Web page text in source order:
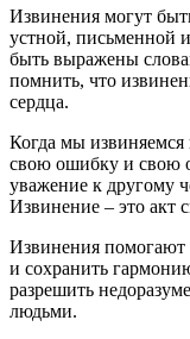
Извинения могут
устной, письменной
быть выражены
помнить, что
сердца.
Когда мы
свою ошибку и свою
уважение к другому
Извинение – это акт
Извинения помогают
и сохранить
разрешить
людьми.